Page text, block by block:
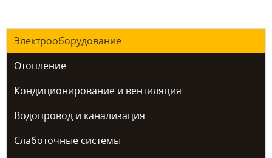
Электрооборудование
Отопление
Кондиционирование и вентиляция
Водопровод и канализация
Слаботочные системы